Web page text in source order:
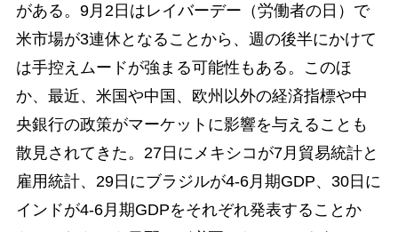
がある。9月2日はレイバーデー（労働者の日）で
米市場が3連休となることから、週の後半にかけて
は手控えムードが強まる可能性もある。このほ
か、最近、米国や中国、欧州以外の経済指標や中
央銀行の政策がマーケットに影響を与えることも
散見されてきた。27日にメキシコが7月貿易統計と
雇用統計、29日にブラジルが4-6月期GDP、30日に
インドが4-6月期GDPをそれぞれ発表することか